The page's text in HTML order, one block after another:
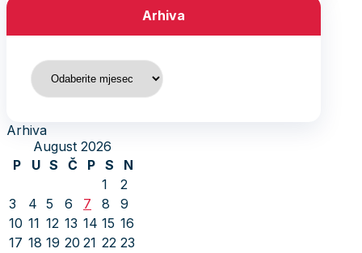
Arhiva
Arhiva
Arhiva
August 2026
P
U S Č P S
N
1
2
3
4 5 6 7 8
9
10 11 12 13 14 15 16
17 18 19 20 21 22 23